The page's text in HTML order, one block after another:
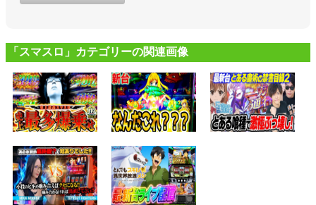
「スマスロ」カテゴリーの関連画像